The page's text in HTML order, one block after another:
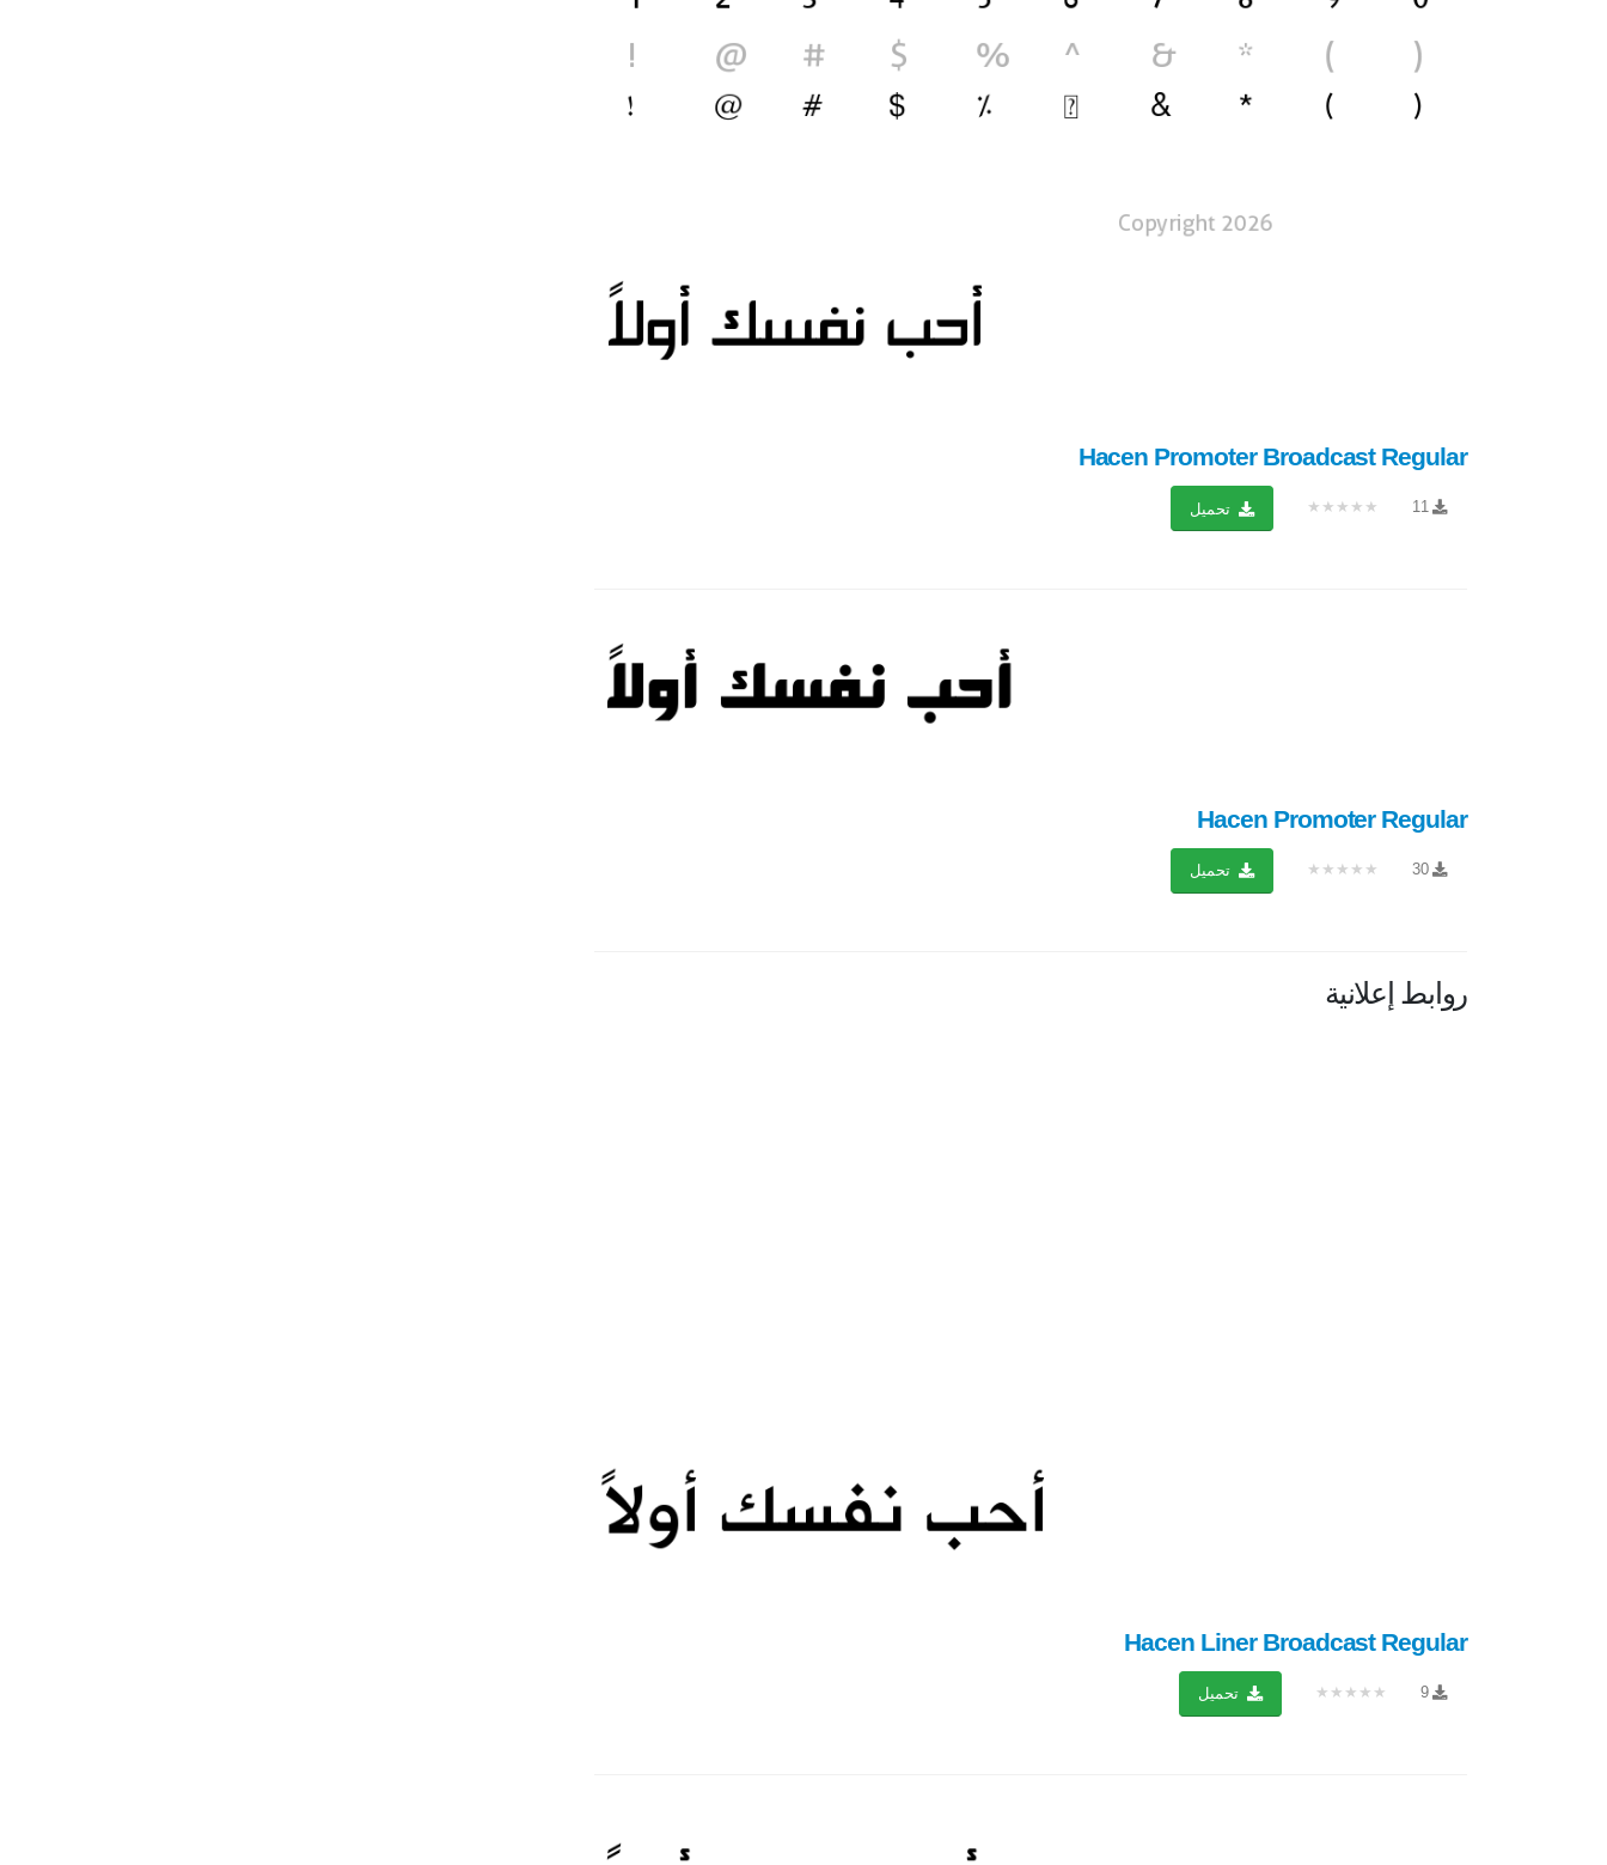
Hacen Promoter Broadcast Regular
11
★★★★★ تحميل
Hacen Promoter Regular
30
★★★★★ تحميل
روابط إعلانية
Hacen Liner Broadcast Regular
9
★★★★★ تحميل